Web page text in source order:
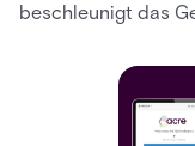
beschleunigt das